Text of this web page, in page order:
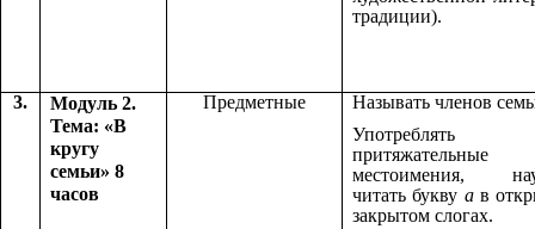
традиции).
3.
Модуль 2.
Тема: «В
кругу
семьи» 8
часов
Предметные
Называть членов
Употреблять
притяжательные
местоимения,
читать букву ав
закрытом слогах.